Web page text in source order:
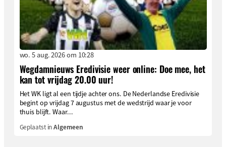
wo. 5 aug. 2026 om 10:28
Wegdamnieuws Eredivisie weer online: Doe mee, het
kan tot vrijdag 20.00 uur!
Het WK ligt al een tijdje achter ons. De Nederlandse Eredivisie
begint op vrijdag 7 augustus met de wedstrijd waar je voor
thuis blijft. Waar...
Geplaatst inAlgemeen